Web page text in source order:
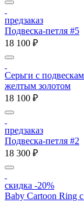
предзаказ
Подвеска-петля #5
18 100 ₽
Серьги с
желтым золотом
18 100 ₽
предзаказ
Подвеска-петля #2
18 300 ₽
скидка -20%
Baby Cartoon Ring